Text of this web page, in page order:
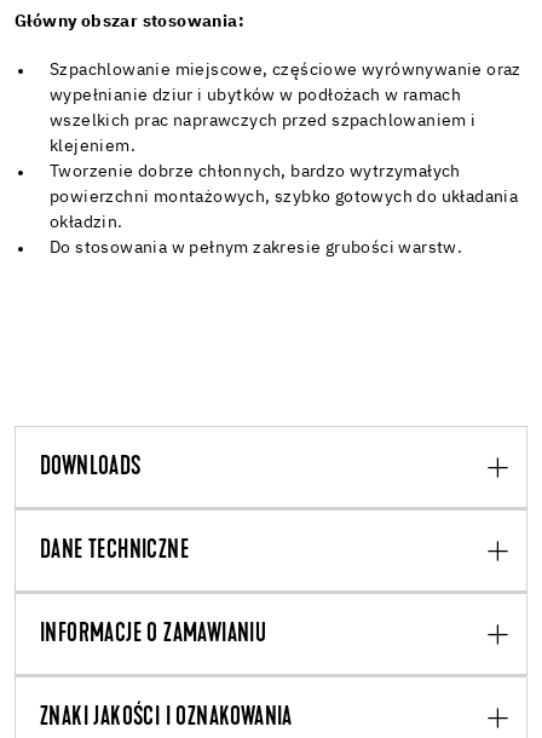
Główny obszar stosowania:
Szpachlowanie miejscowe, częściowe wyrównywanie oraz
wypełnianie dziur i ubytków w podłożach w ramach
wszelkich prac naprawczych przed szpachlowaniem i
klejeniem.
Tworzenie dobrze chłonnych, bardzo wytrzymałych
powierzchni montażowych, szybko gotowych do układania
okładzin.
Do stosowania w pełnym zakresie grubości warstw.
DOWNLOADS
DANE TECHNICZNE
INFORMACJE O ZAMAWIANIU
ZNAKI JAKOŚCI I OZNAKOWANIA